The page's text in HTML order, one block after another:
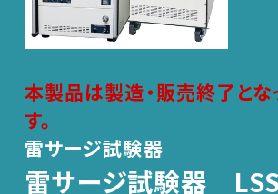
本製品は製造・販売終了とな
す。
雷サージ試験器
雷サージ試験器
雷サージ試験器
減衰振動波試験器
車載用EMC試験器